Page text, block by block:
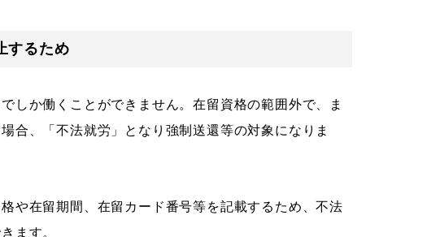
するため
しか働くことができません。在留資格の範囲外で、ま
合、「不法就労」となり強制送還等の対象になりま
や在留期間、在留カード番号等を記載するため、不法
ます。